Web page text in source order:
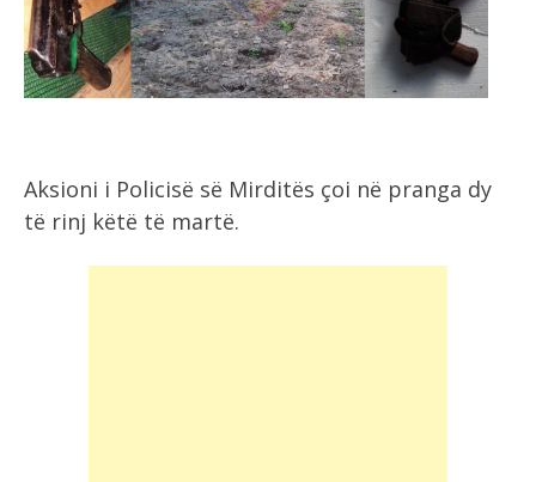
Aksioni i Policisë së Mirditës çoi në pranga dy
të rinj këtë të martë.